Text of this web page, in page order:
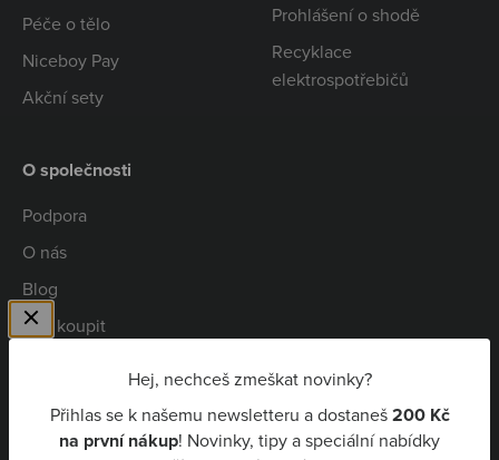
Hej, nechceš zmeškat novinky?
Přihlas se k našemu newsletteru a dostaneš200 Kč
na první nákup! Novinky, tipy a speciální nabídky
Péče o tělo
Niceboy Pay
Akční sety
Prohlášení o shodě
Recyklace
elektrospotřebičů
O společnosti
Podpora
O nás
Blog
Kde koupit
Niceboy Pay